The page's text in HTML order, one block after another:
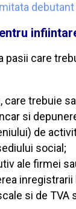
debutant
pasii care
care trebuie
si
de
social;
ale firmei
si de